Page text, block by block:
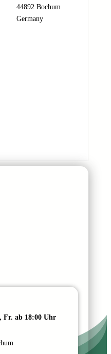
44892 Bochum
Germany
Fr. ab 18:00 Uhr